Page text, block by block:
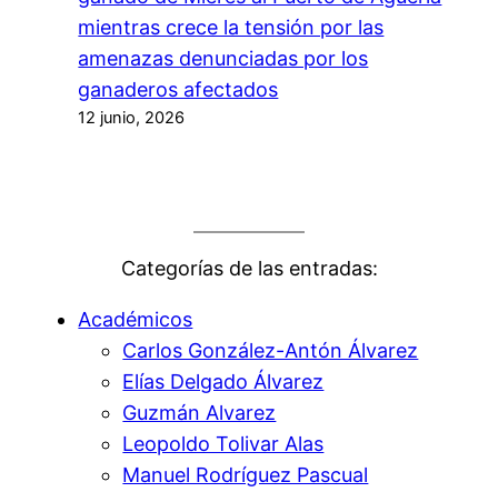
mientras crece la tensión por las
amenazas denunciadas por los
ganaderos afectados
12 junio, 2026
Categorías de las entradas:
Académicos
Carlos González-Antón Álvarez
Elías Delgado Álvarez
Guzmán Alvarez
Leopoldo Tolivar Alas
Manuel Rodríguez Pascual